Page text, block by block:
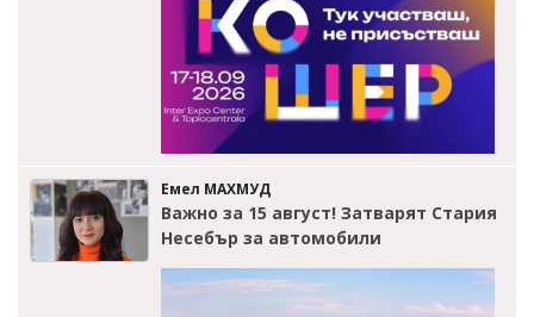
Емел МАХМУД
Важно за 15 август! Затварят Стария
Несебър за автомобили